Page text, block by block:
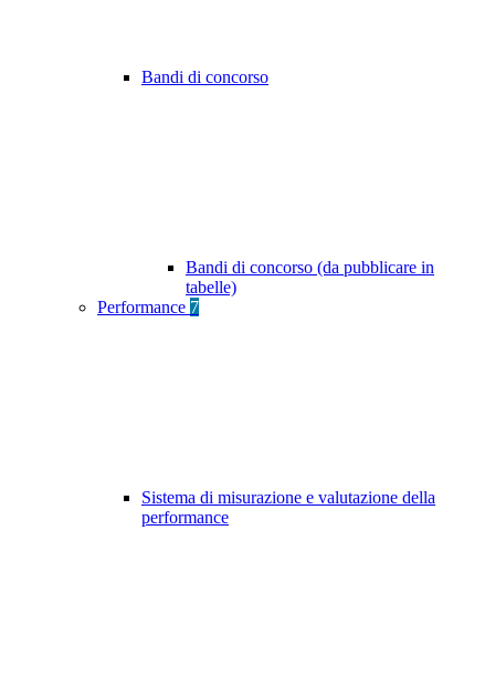
Bandi di concorso
Bandi di concorso (da pubblicare in
tabelle)
Performance 7
Sistema di misurazione e valutazione della
performance